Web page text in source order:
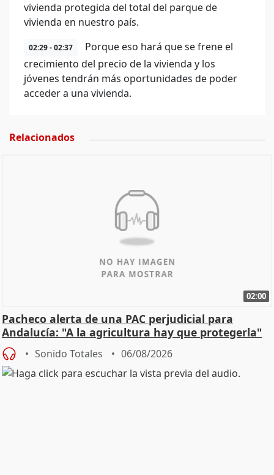
vivienda protegida del total del parque de
vivienda en nuestro país.
02:29 - 02:37
Porque eso hará que se frene el
crecimiento del precio de la vivienda y los
jóvenes tendrán más oportunidades de poder
acceder a una vivienda.
Relacionados
02:00
Pacheco alerta de una PAC perjudicial para
Andalucía: "A la agricultura hay que protegerla"
Sonido Totales 06/08/2026